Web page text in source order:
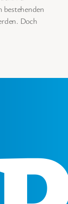
bestehenden
Doch